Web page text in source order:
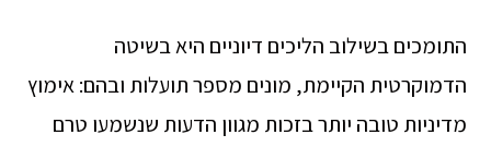
התומכים בשילוב הליכים דיוניים היא בשיטה
הדמוקרטית הקיימת, מונים מספר תועלות ובהם: אימוץ
מדיניות טובה יותר בזכות מגוון הדעות שנשמעו טרם